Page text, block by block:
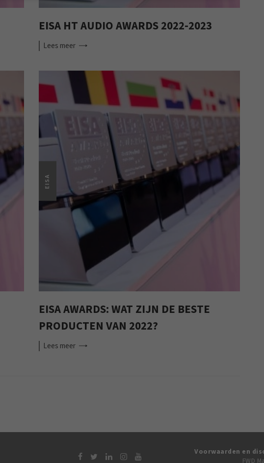
EISA HT AUDIO AWARDS 2022-2023
Lees meer
EISA
EISA AWARDS: WAT ZIJN DE BESTE
PRODUCTEN VAN 2022?
Lees meer
Voorwaarden en
FWD